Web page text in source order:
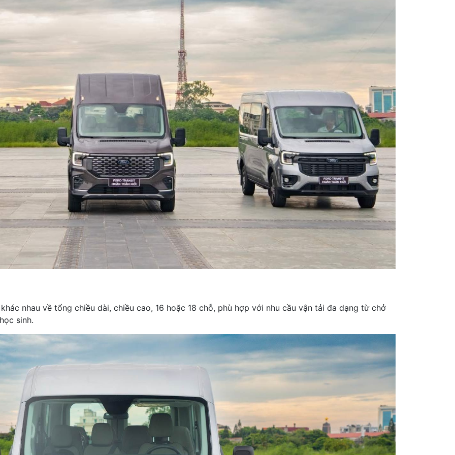
nhau về tổng chiều dài, chiều cao, 16 hoặc 18 chỗ, phù hợp với nhu cầu vận tải đa dạng từ chở
sinh.